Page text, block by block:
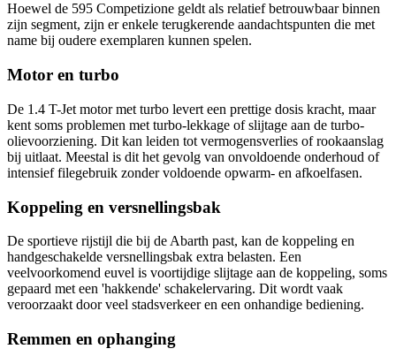
Hoewel de 595 Competizione geldt als relatief betrouwbaar binnen
zijn segment, zijn er enkele terugkerende aandachtspunten die met
name bij oudere exemplaren kunnen spelen.
Motor en turbo
De 1.4 T-Jet motor met turbo levert een prettige dosis kracht, maar
kent soms problemen met turbo-lekkage of slijtage aan de turbo-
olievoorziening. Dit kan leiden tot vermogensverlies of rookaanslag
bij uitlaat. Meestal is dit het gevolg van onvoldoende onderhoud of
intensief filegebruik zonder voldoende opwarm- en afkoelfasen.
Koppeling en versnellingsbak
De sportieve rijstijl die bij de Abarth past, kan de koppeling en
handgeschakelde versnellingsbak extra belasten. Een
veelvoorkomend euvel is voortijdige slijtage aan de koppeling, soms
gepaard met een 'hakkende' schakelervaring. Dit wordt vaak
veroorzaakt door veel stadsverkeer en een onhandige bediening.
Remmen en ophanging